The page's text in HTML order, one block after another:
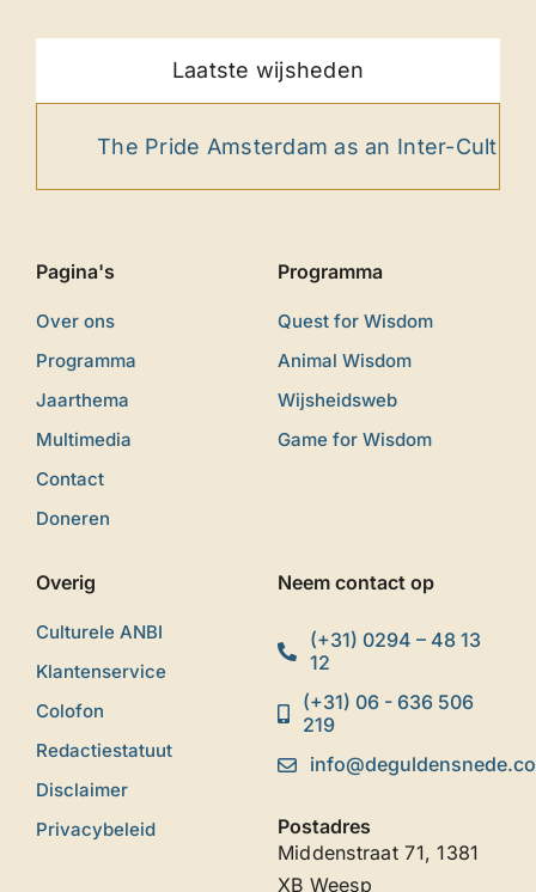
Laatste wijsheden
The Pride Amsterdam as an Inter-Cultural
Pagina's
Over ons
Programma
Jaarthema
Multimedia
Contact
Doneren
Programma
Quest for Wisdom
Animal Wisdom
Wijsheidsweb
Game for Wisdom
Overig
Culturele ANBI
Klantenservice
Colofon
Redactiestatuut
Disclaimer
Privacybeleid
Neem contact op
(+31) 0294 – 48 13
12
(+31) 06 - 636 506
219
Postadres
Middenstraat 71, 1381
XB Weesp